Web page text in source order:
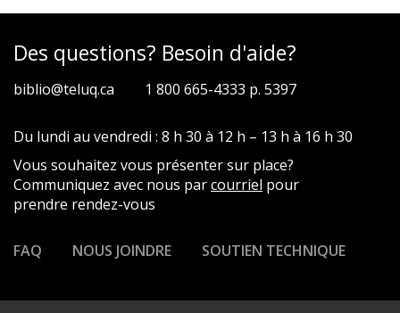
Des questions? Besoin d'aide?
biblio@teluq.ca 1 800 665-4333 p. 5397
Du lundi au vendredi : 8 h 30 à 12 h – 13 h à 16 h 30
Vous souhaitez vous présenter sur place?
Communiquez avec nous parcourriel pour
prendre rendez-vous
FAQ NOUS JOINDRE SOUTIEN TECHNIQUE